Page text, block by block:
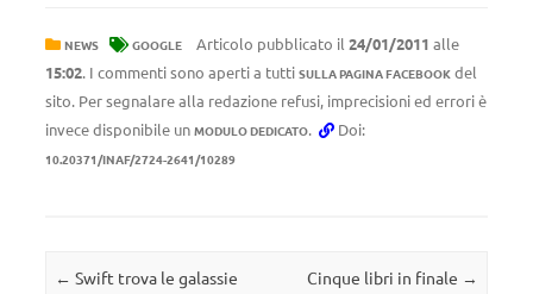
NEWS GOOGLE Articolo pubblicato il 24/01/2011 alle
15:02. I commenti sono aperti a tutti SULLA PAGINA FACEBOOK del
sito. Per segnalare alla redazione refusi, imprecisioni ed errori è
invece disponibile un MODULO DEDICATO. Doi:
10.20371/INAF/2724-2641/10289
Navigazione articolo
← Swift trova le galassie Cinque libri in finale →